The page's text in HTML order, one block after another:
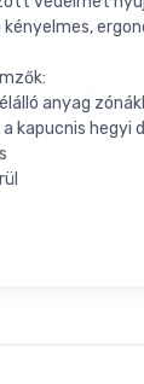
anyag
kapucnis hegyi